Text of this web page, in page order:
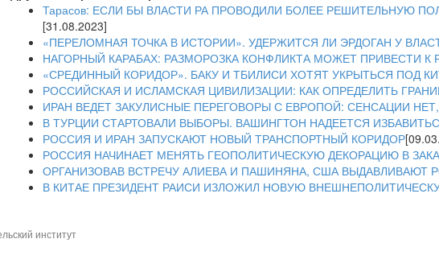
Тарасов: ЕСЛИ БЫ ВЛАСТИ РА ПРОВОДИЛИ БОЛЕЕ РЕШИТЕЛЬНУЮ
[31.08.2023]
«ПЕРЕЛОМНАЯ ТОЧКА В ИСТОРИИ». УДЕРЖИТСЯ ЛИ ЭРДОГАН У
НАГОРНЫЙ КАРАБАХ: РАЗМОРОЗКА КОНФЛИКТА МОЖЕТ ПРИВЕСТИ К
«СРЕДИННЫЙ КОРИДОР». БАКУ И ТБИЛИСИ ХОТЯТ УКРЫТЬСЯ ПОД
РОССИЙСКАЯ И ИСЛАМСКАЯ ЦИВИЛИЗАЦИИ: КАК ОПРЕДЕЛИТЬ
ИРАН ВЕДЕТ ЗАКУЛИСНЫЕ ПЕРЕГОВОРЫ С ЕВРОПОЙ: СЕНСАЦИИ
В ТУРЦИИ СТАРТОВАЛИ ВЫБОРЫ. ВАШИНГТОН НАДЕЕТСЯ
РОССИЯ И ИРАН ЗАПУСКАЮТ НОВЫЙ ТРАНСПОРТНЫЙ КОРИДОР
РОССИЯ НАЧИНАЕТ МЕНЯТЬ ГЕОПОЛИТИЧЕСКУЮ ДЕКОРАЦИЮ В
ОРГАНИЗОВАВ ВСТРЕЧУ АЛИЕВА И ПАШИНЯНА, США ВЫДАВЛИВАЮТ
В КИТАЕ ПРЕЗИДЕНТ РАИСИ ИЗЛОЖИЛ НОВУЮ
институт